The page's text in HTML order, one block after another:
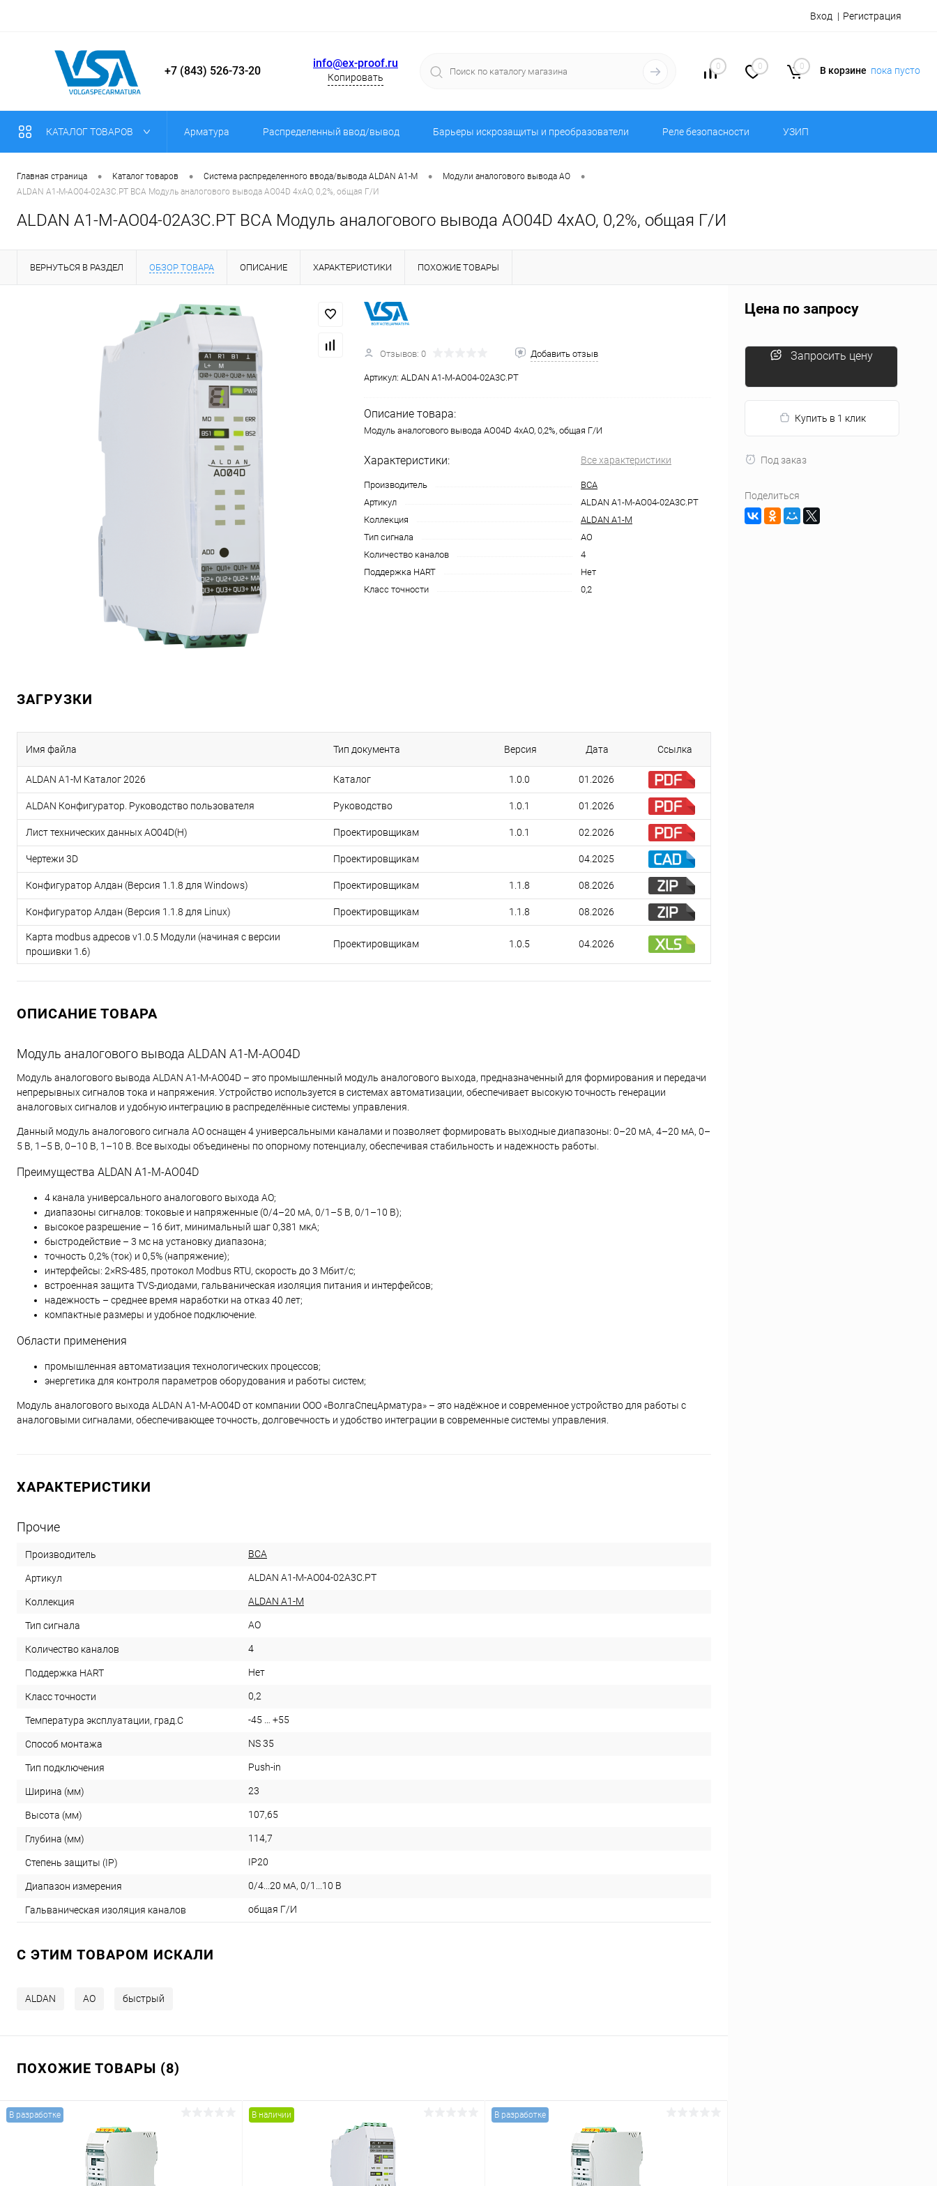
Вход Регистрация
+7 (843) 526-73-20
info@ex-proof.ru
Копировать
0 0 0 В корзине пока пусто
КАТАЛОГ ТОВАРОВ Арматура Распределенный ввод/вывод Барьеры искрозащиты и преобразователи Реле безопасности УЗИП
Главная страница • Каталог товаров • Система распределенного ввода/вывода ALDAN A1-M • Модули аналогового вывода AO •
ALDAN A1-M-AO04-02A3C.PT ВСА Модуль аналогового вывода AO04D 4хAO, 0,2%, общая Г/И
ALDAN A1-M-AO04-02A3C.PT ВСА Модуль аналогового вывода AO04D 4хAO, 0,2%, общая Г/И
ВЕРНУТЬСЯ В РАЗДЕЛ ОБЗОР ТОВАРА ОПИСАНИЕ ХАРАКТЕРИСТИКИ ПОХОЖИЕ ТОВАРЫ
Отзывов: 0 Добавить отзыв
Артикул: ALDAN A1-M-AO04-02A3C.PT
Описание товара:
Модуль аналогового вывода AO04D 4хAO, 0,2%, общая Г/И
Характеристики: Все характеристики
Производитель
ВСА
Артикул
ALDAN A1-M-AO04-02A3C.PT
Коллекция
ALDAN A1-M
Тип сигнала
AO
Количество каналов
4
Поддержка HART
Нет
Класс точности
0,2
ЗАГРУЗКИ
Имя файла Тип документа Версия Дата Ссылка
ALDAN A1-M Каталог 2026 Каталог 1.0.0 01.2026
ALDAN Конфигуратор. Руководство пользователя Руководство 1.0.1 01.2026
Лист технических данных AO04D(H) Проектировщикам 1.0.1 02.2026
Чертежи 3D Проектировщикам 04.2025
Конфигуратор Алдан (Версия 1.1.8 для Windows) Проектировщикам 1.1.8 08.2026
Конфигуратор Алдан (Версия 1.1.8 для Linux) Проектировщикам 1.1.8 08.2026
Карта modbus адресов v1.0.5 Модули (начиная с версии
прошивки 1.6)
Проектировщикам 1.0.5 04.2026
ОПИСАНИЕ ТОВАРА
Модуль аналогового вывода ALDAN A1-M-AO04D
Модуль аналогового вывода ALDAN A1-M-AO04D – это промышленный модуль аналогового выхода, предназначенный для формирования и передачи
непрерывных сигналов тока и напряжения. Устройство используется в системах автоматизации, обеспечивает высокую точность генерации
аналоговых сигналов и удобную интеграцию в распределённые системы управления.
Данный модуль аналогового сигнала AO оснащен 4 универсальными каналами и позволяет формировать выходные диапазоны: 0–20 мА, 4–20 мА, 0–
5 В, 1–5 В, 0–10 В, 1–10 В. Все выходы объединены по опорному потенциалу, обеспечивая стабильность и надежность работы.
Преимущества ALDAN A1-M-AO04D
4 канала универсального аналогового выхода AO;
диапазоны сигналов: токовые и напряженные (0/4–20 мА, 0/1–5 В, 0/1–10 В);
высокое разрешение – 16 бит, минимальный шаг 0,381 мкА;
быстродействие – 3 мс на установку диапазона;
точность 0,2% (ток) и 0,5% (напряжение);
интерфейсы: 2×RS-485, протокол Modbus RTU, скорость до 3 Мбит/с;
встроенная защита TVS-диодами, гальваническая изоляция питания и интерфейсов;
надежность – среднее время наработки на отказ 40 лет;
компактные размеры и удобное подключение.
Области применения
промышленная автоматизация технологических процессов;
энергетика для контроля параметров оборудования и работы систем;
Модуль аналогового выхода ALDAN A1-M-AO04D от компании ООО «ВолгаСпецАрматура» – это надёжное и современное устройство для работы с
аналоговыми сигналами, обеспечивающее точность, долговечность и удобство интеграции в современные системы управления.
ХАРАКТЕРИСТИКИ
Прочие
Производитель ВСА
Артикул ALDAN A1-M-AO04-02A3C.PT
Коллекция ALDAN A1-M
Тип сигнала AO
Количество каналов 4
Поддержка HART Нет
Класс точности 0,2
Температура эксплуатации, град.С -45 … +55
Способ монтажа NS 35
Тип подключения Push-in
Ширина (мм) 23
Высота (мм) 107,65
Глубина (мм) 114,7
Степень защиты (IP) IP20
Диапазон измерения 0/4...20 мА, 0/1...10 В
Гальваническая изоляция каналов общая Г/И
C ЭТИМ ТОВАРОМ ИСКАЛИ
ALDAN AO быстрый
ПОХОЖИЕ ТОВАРЫ (8)
В разработке В наличии В разработке
Цена по запросу
Запросить цену
Купить в 1 клик
Под заказ
Поделиться